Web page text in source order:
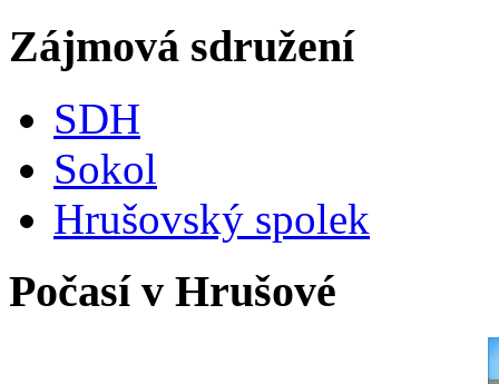
Zájmová sdružení
SDH
Sokol
Hrušovský spolek
Počasí v Hrušové